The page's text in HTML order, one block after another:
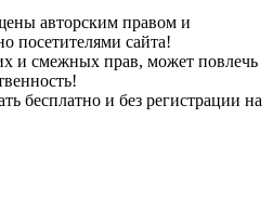
авторским правом и
посетителями сайта!
и смежных прав, может повлечь
бесплатно и без регистрации на